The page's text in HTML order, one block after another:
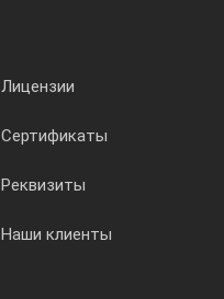
Лицензии
Сертификаты
Реквизиты
Наши клиенты